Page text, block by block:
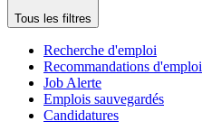
Tous les filtres
Recherche d'emploi
Recommandations d'emploi
Job Alerte
Emplois sauvegardés
Candidatures